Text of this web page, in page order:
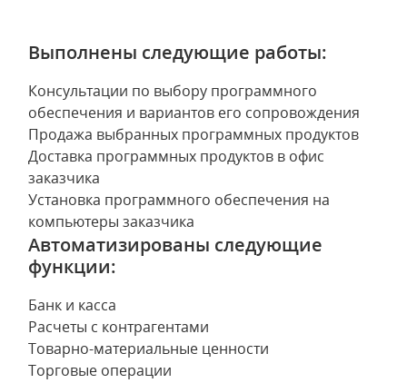
Выполнены следующие работы:
Консультации по выбору программного
обеспечения и вариантов его сопровождения
Продажа выбранных программных продуктов
Доставка программных продуктов в офис
заказчика
Установка программного обеспечения на
компьютеры заказчика
Автоматизированы следующие
функции:
Банк и касса
Расчеты с контрагентами
Товарно-материальные ценности
Торговые операции